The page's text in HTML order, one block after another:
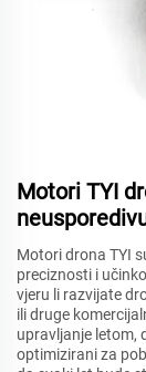
Motori TYI
Motori drona TYI
preciznosti i
vjeru li razvijate
ili druge
upravljanje letom,
optimizirani za